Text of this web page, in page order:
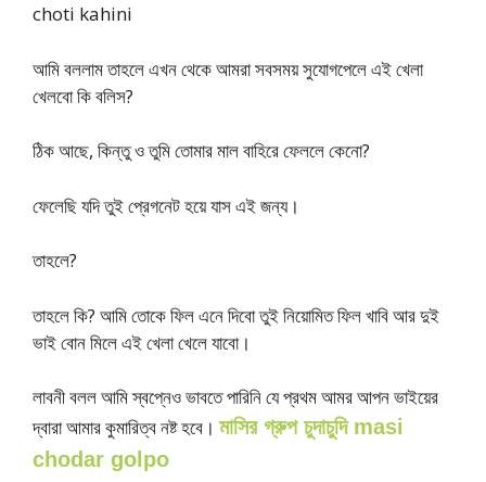
choti kahini
আমি বললাম তাহলে এখন থেকে আমরা সবসময় সুযোগপেলে এই খেলা
খেলবো কি বলিস?
ঠিক আছে, কিন্তু ও তুমি তোমার মাল বাহিরে ফেললে কেনো?
ফেলেছি যদি তুই প্রেগনেট হয়ে যাস এই জন্য।
তাহলে?
তাহলে কি? আমি তোকে ফিল এনে দিবো তুই নিয়োমিত ফিল খাবি আর দুই
ভাই বোন মিলে এই খেলা খেলে যাবো।
লাবনী বলল আমি স্বপ্নেও ভাবতে পারিনি যে প্রথম আমর আপন ভাইয়ের
দ্বারা আমার কুমারিত্ব নষ্ট হবে। মাসির গ্রুপ চুদাচুদি masi
chodar golpo